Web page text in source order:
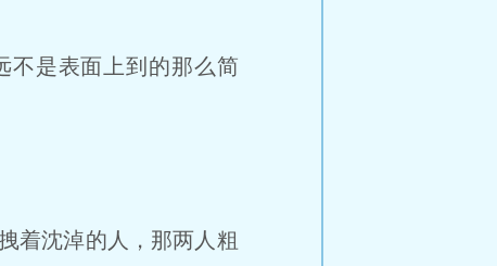
不是表面上到的那么简
着沈淖的人，那两人粗